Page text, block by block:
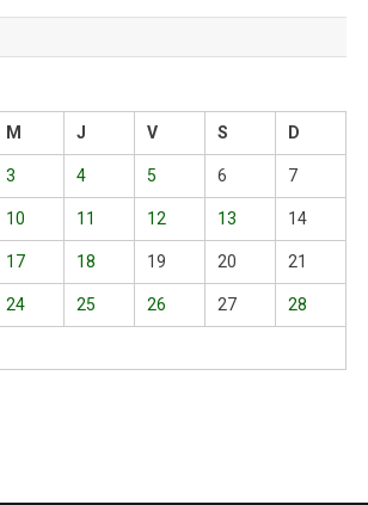
M J V S D
3 4 5 6 7
10 11 12 13 14
17 18 19 20 21
24 25 26 27 28